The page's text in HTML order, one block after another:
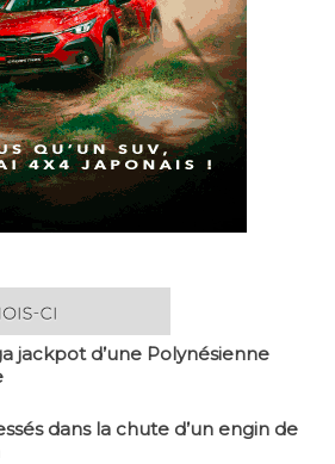
jackpot d’une Polynésienne
dans la chute d’un engin de